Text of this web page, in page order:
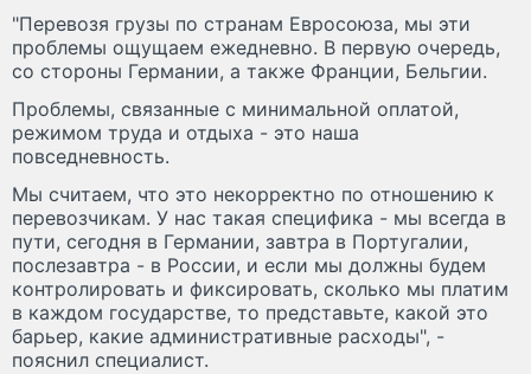
"Перевозя грузы по странам Евросоюза, мы эти
проблемы ощущаем ежедневно. В первую очередь,
со стороны Германии, а также Франции, Бельгии.
Проблемы, связанные с минимальной оплатой,
режимом труда и отдыха - это наша
повседневность.
Мы считаем, что это некорректно по отношению к
перевозчикам. У нас такая специфика - мы всегда в
пути, сегодня в Германии, завтра в Португалии,
послезавтра - в России, и если мы должны будем
контролировать и фиксировать, сколько мы платим
в каждом государстве, то представьте, какой это
барьер, какие административные расходы", -
пояснил специалист.